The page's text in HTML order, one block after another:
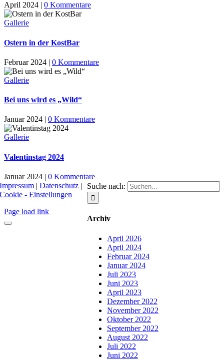
April 2024 | 0 Kommentare
Gallerie
Ostern in der KostBar
Februar 2024 | 0 Kommentare
Gallerie
Bei uns wird es „Wild“
Januar 2024 0 Kommentare
Gallerie
Valentinstag 2024
Januar 2024 | 0 Kommentare
Suche nach:
Archiv
April 2026
April 2024
Februar 2024
Januar 2024
Juli 2023
Juni 2023
April 2023
Dezember 2022
November 2022
Oktober 2022
September 2022
August 2022
Juli 2022
Juni 2022
Impressum |Datenschutz |
Cookie - Einstellungen
Page load link